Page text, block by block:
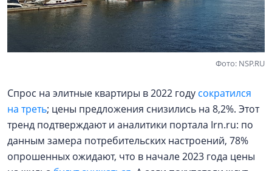
Фото: NSP.RU
Спрос на элитные квартиры в 2022 году сократился
на треть; цены предложения снизились на 8,2%. Этот
тренд подтверждают и аналитики портала Irn.ru: по
данным замера потребительских настроений, 78%
опрошенных ожидают, что в начале 2023 года цены